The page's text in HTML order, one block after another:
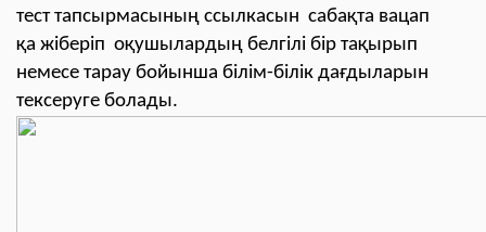
тест тапсырмасының ссылкасын сабақта вацап
қа жіберіп оқушылардың белгілі бір тақырып
немесе тарау бойынша білім-білік дағдыларын
тексеруге болады.